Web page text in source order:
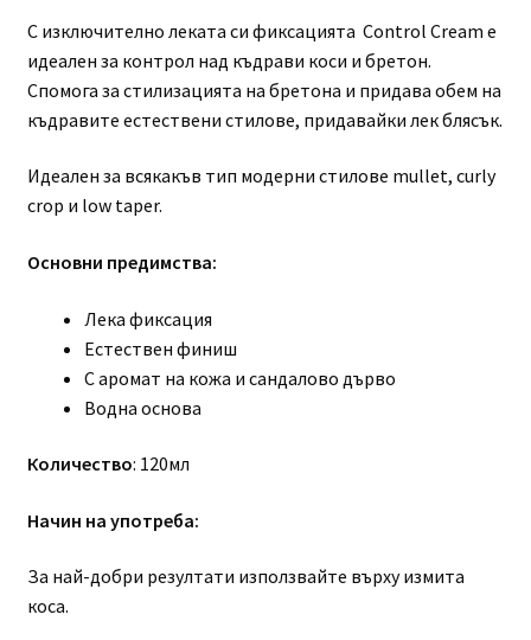
С изключително леката си фиксацията Control Cream е
идеален за контрол над къдрави коси и бретон.
Спомога за стилизацията на бретона и придава обем на
къдравите естествени стилове, придавайки лек блясък.
Идеален за всякакъв тип модерни стилове mullet, curly
crop и low taper.
Основни предимства:
Лека фиксация
Естествен финиш
С аромат на кожа и сандалово дърво
Водна основа
Количество: 120мл
Начин на употреба:
За най-добри резултати използвайте върху измита
коса.